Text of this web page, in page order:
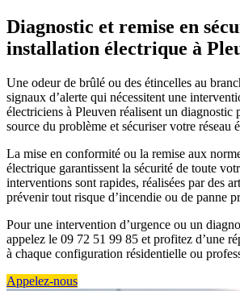
Diagnostic et remise en
installation électrique à
Une odeur de brûlé ou des étincelles au
signaux d’alerte qui nécessitent une
électriciens à Pleuven réalisent un diagnostic
source du problème et sécuriser votre réseau
La mise en conformité ou la remise aux
électrique garantissent la sécurité de toute
interventions sont rapides, réalisées par des
prévenir tout risque d’incendie ou de panne
Pour une intervention d’urgence ou un
appelez le 09 72 51 99 85 et profitez d’une
à chaque configuration résidentielle ou
Appelez-nous